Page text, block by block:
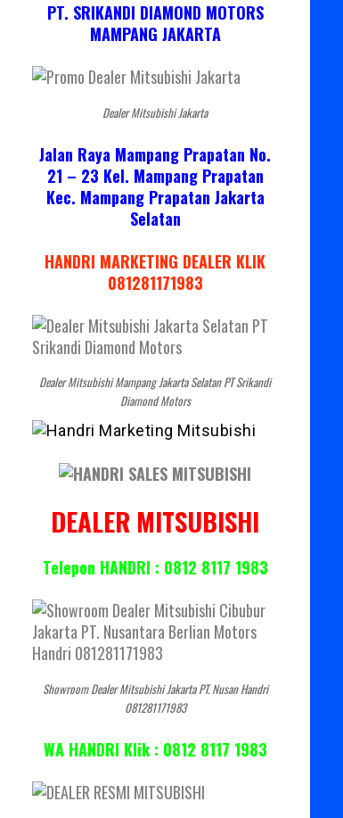
PT. SRIKANDI DIAMOND MOTORS
MAMPANG JAKARTA
Dealer Mitsubishi Jakarta
Jalan Raya Mampang Prapatan No.
21 – 23 Kel. Mampang Prapatan
Kec. Mampang Prapatan Jakarta
Selatan
HANDRI MARKETING DEALER KLIK
081281171983
Dealer Mitsubishi Mampang Jakarta Selatan PT Srikandi
Diamond Motors
DEALER MITSUBISHI
Telepon HANDRI : 0812 8117 1983
Showroom Dealer Mitsubishi Jakarta PT. Nusan Handri
081281171983
WA HANDRI Klik : 0812 8117 1983